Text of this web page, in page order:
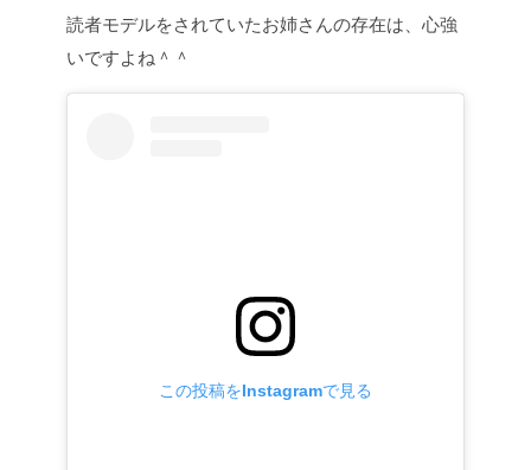
読者モデルをされていたお姉さんの存在は、心強
いですよね＾＾
この投稿をInstagramで見る